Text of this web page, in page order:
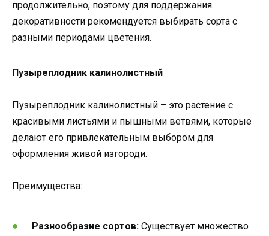
продолжительно, поэтому для поддержания
декоративности рекомендуется выбирать сорта с
разными периодами цветения.
Пузыреплодник калинолистный
Пузыреплодник калинолистный – это растение с
красивыми листьями и пышными ветвями, которые
делают его привлекательным выбором для
оформления живой изгороди.
Преимущества:
Разнообразие сортов: Существует множество